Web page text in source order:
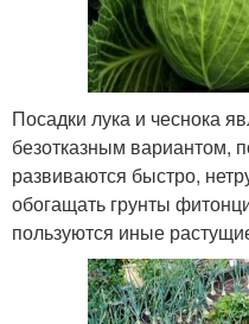
Посадки лука и чеснока
безотказным вариантом,
развиваются быстро,
обогащать грунты
пользуются иные